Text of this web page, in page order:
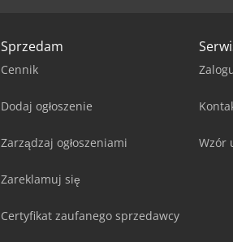
Sprzedam
Cennik
Dodaj ogłoszenie
Zarządzaj ogłoszeniami
Zareklamuj się
Certyfikat zaufanego sprzedawcy
Wzór